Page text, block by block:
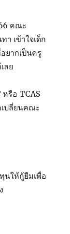
คณะ
เข้าใจเด็ก
ยากเป็นครู
ลย
หรือ TCAS
เปลี่ยนคณะ
นให้กู้ยืมเพื่อ